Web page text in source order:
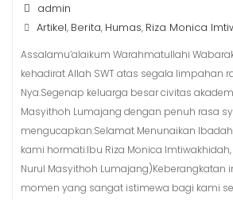
admin
Artikel, Berita, Humas, Riza Monica
Assalamu’alaikum Warahmatullahi
kehadirat Allah SWT atas segala limpahan
Nya.Segenap keluarga besar civitas
Masyithoh Lumajang dengan penuh rasa
mengucapkan:Selamat Menunaikan
kami hormati:Ibu Riza Monica Imtiwakhidah,
Nurul Masyithoh Lumajang)Keberangkatan
momen yang sangat istimewa bagi kami